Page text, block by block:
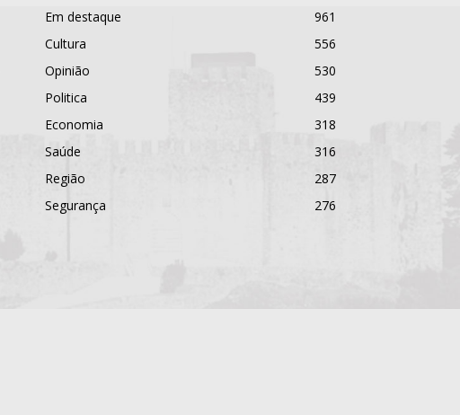
Em destaque
961
Cultura
556
Opinião
530
Politica
439
Economia
318
Saúde
316
Região
287
Segurança
276